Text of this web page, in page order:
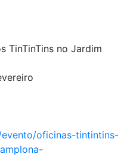
TinTinTins no Jardim
oficinas-tintintins-